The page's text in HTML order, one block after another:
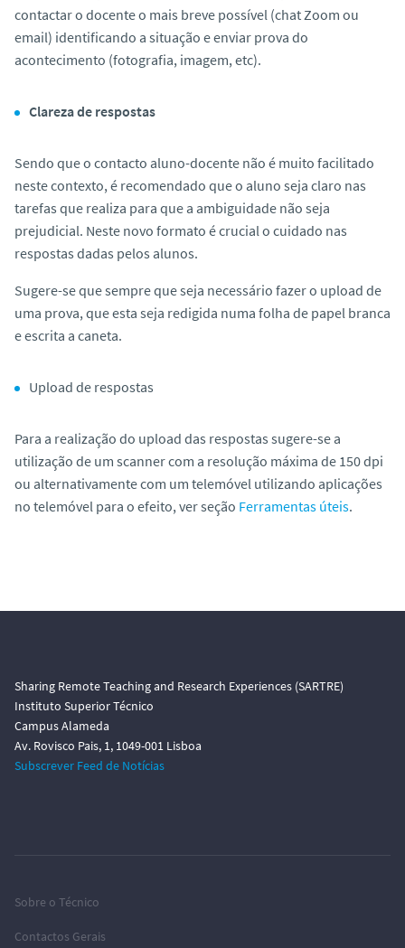
contactar o docente o mais breve possível (chat Zoom ou
email) identificando a situação e enviar prova do
acontecimento (fotografia, imagem, etc).
Clareza de respostas
Sendo que o contacto aluno-docente não é muito facilitado
neste contexto, é recomendado que o aluno seja claro nas
tarefas que realiza para que a ambiguidade não seja
prejudicial. Neste novo formato é crucial o cuidado nas
respostas dadas pelos alunos.
Sugere-se que sempre que seja necessário fazer o upload de
uma prova, que esta seja redigida numa folha de papel branca
e escrita a caneta.
Upload de respostas
Para a realização do upload das respostas sugere-se a
utilização de um scanner com a resolução máxima de 150 dpi
ou alternativamente com um telemóvel utilizando aplicações
no telemóvel para o efeito, ver seção Ferramentas úteis.
Sharing Remote Teaching and Research Experiences (SARTRE)
Instituto Superior Técnico
Campus Alameda
Av. Rovisco Pais, 1, 1049-001 Lisboa
Subscrever Feed de Notícias
Sobre o Técnico
Contactos Gerais